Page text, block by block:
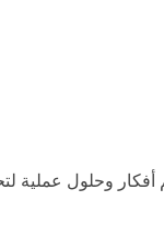
وحلول عملية